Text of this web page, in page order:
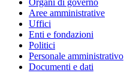
Organi di governo
Aree amministrative
Uffici
Enti e fondazioni
Politici
Personale amministrativo
Documenti e dati